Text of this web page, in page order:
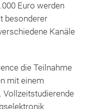
Euro werden
besonderer
Kanäle
die Teilnahme
mit einem
Vollzeitstudierende